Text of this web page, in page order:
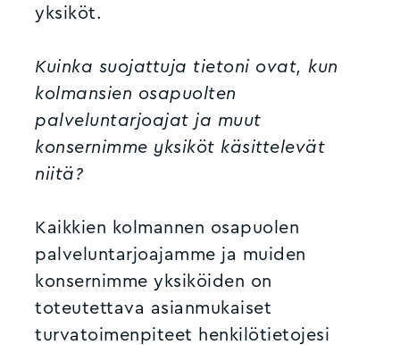
yksiköt.
Kuinka suojattuja tietoni ovat, kun
kolmansien osapuolten
palveluntarjoajat ja muut
konsernimme yksiköt käsittelevät
niitä?
Kaikkien kolmannen osapuolen
palveluntarjoajamme ja muiden
konsernimme yksiköiden on
toteutettava asianmukaiset
turvatoimenpiteet henkilötietojesi